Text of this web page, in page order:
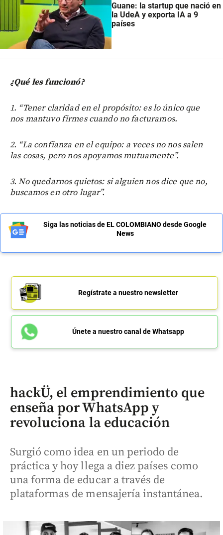
Guane: la startup que nació en
la UdeA y exporta IA a 9
países
¿Qué les funcionó?
1. “Tener claridad en el propósito: es lo único que
nos mantuvo firmes cuando no facturamos.
2. “La confianza en el equipo: a veces no nos salen
las cosas, pero nos apoyamos mutuamente”.
3. No quedarnos quietos: si alguien nos dice que no,
buscamos en otro lugar”.
Siga las noticias de EL COLOMBIANO desde Google
News
Regístrate a nuestro newsletter
Únete a nuestro canal de Whatsapp
hackÜ, el emprendimiento que
enseña por WhatsApp y
revoluciona la educación
Surgió como idea en un periodo de
práctica y hoy llega a diez países como
una forma de educar a través de
plataformas de mensajería instantánea.